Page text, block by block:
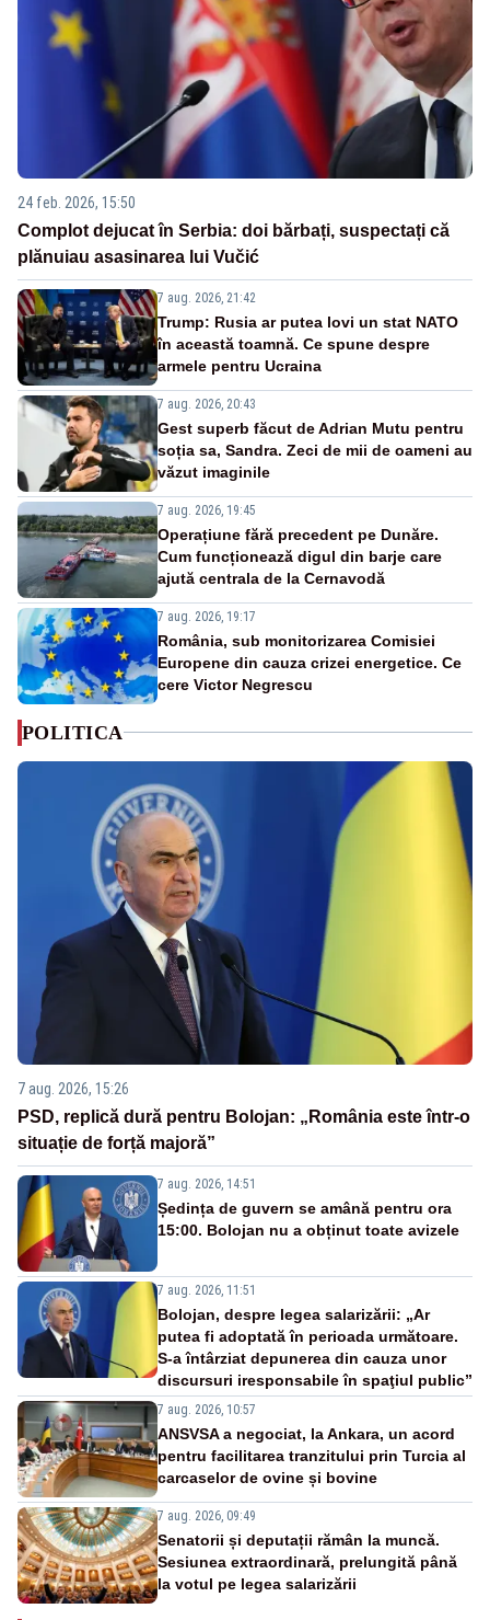
24 feb. 2026, 15:50
Complot dejucat în Serbia: doi bărbați, suspectați că
plănuiau asasinarea lui Vučić
7 aug. 2026, 21:42
Trump: Rusia ar putea lovi un stat NATO
în această toamnă. Ce spune despre
armele pentru Ucraina
7 aug. 2026, 20:43
Gest superb făcut de Adrian Mutu pentru
soția sa, Sandra. Zeci de mii de oameni au
văzut imaginile
7 aug. 2026, 19:45
Operațiune fără precedent pe Dunăre.
Cum funcționează digul din barje care
ajută centrala de la Cernavodă
7 aug. 2026, 19:17
România, sub monitorizarea Comisiei
Europene din cauza crizei energetice. Ce
cere Victor Negrescu
POLITICA
7 aug. 2026, 15:26
PSD, replică dură pentru Bolojan: „România este într-o
situație de forță majoră”
7 aug. 2026, 14:51
Ședința de guvern se amână pentru ora
15:00. Bolojan nu a obținut toate avizele
7 aug. 2026, 11:51
Bolojan, despre legea salarizării: „Ar
putea fi adoptată în perioada următoare.
S-a întârziat depunerea din cauza unor
discursuri iresponsabile în spaţiul public”
7 aug. 2026, 10:57
ANSVSA a negociat, la Ankara, un acord
pentru facilitarea tranzitului prin Turcia al
carcaselor de ovine și bovine
7 aug. 2026, 09:49
Senatorii și deputații rămân la muncă.
Sesiunea extraordinară, prelungită până
la votul pe legea salarizării